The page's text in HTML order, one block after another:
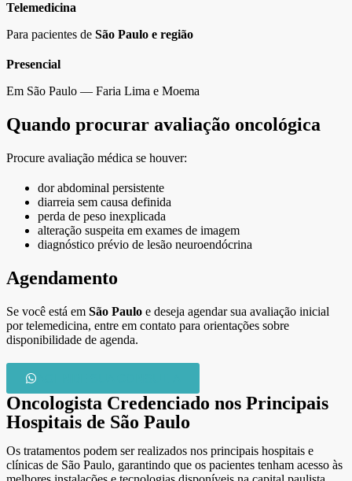
Telemedicina
Para pacientes de São Paulo e região
Presencial
Em São Paulo — Faria Lima e Moema
Quando procurar avaliação oncológica
Procure avaliação médica se houver:
dor abdominal persistente
diarreia sem causa definida
perda de peso inexplicada
alteração suspeita em exames de imagem
diagnóstico prévio de lesão neuroendócrina
Agendamento
Se você está em São Paulo e deseja agendar sua avaliação inicial
por telemedicina, entre em contato para orientações sobre
disponibilidade de agenda.
Oncologista Credenciado nos Principais
Hospitais de São Paulo​
Os tratamentos podem ser realizados nos principais hospitais e
clínicas de São Paulo, garantindo que os pacientes tenham acesso às